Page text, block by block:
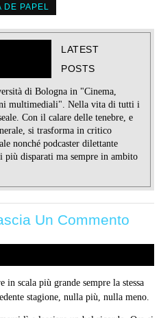
DE PAPEL
LATEST
POSTS
di Bologna in "Cinema,
multimediali". Nella vita di tutti i
Con il calare delle tenebre, e
si trasforma in critico
nonché podcaster dilettante
più disparati ma sempre in ambito
Un Commento
scala più grande sempre la stessa
stagione, nulla più, nulla meno.